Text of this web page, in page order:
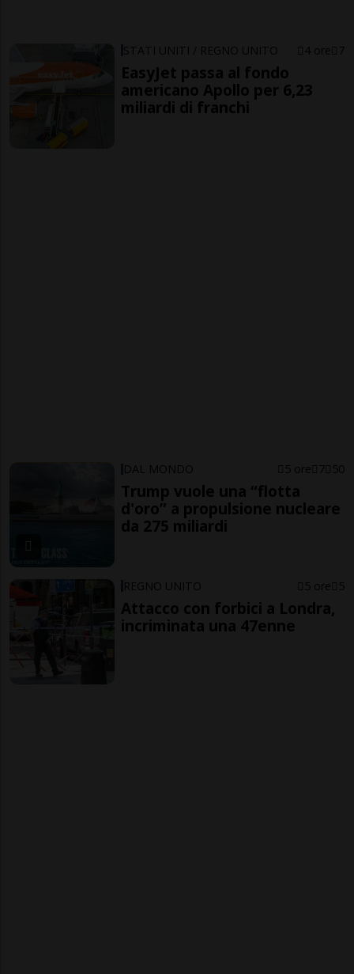
STATI UNITI / REGNO UNITO 4 ore 7
EasyJet passa al fondo
americano Apollo per 6,23
miliardi di franchi
DAL MONDO 5 ore 7 50
Trump vuole una “flotta
d'oro” a propulsione nucleare
da 275 miliardi
REGNO UNITO 5 ore 5
Attacco con forbici a Londra,
incriminata una 47enne